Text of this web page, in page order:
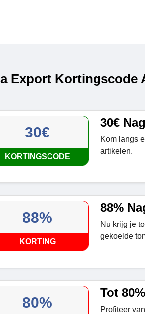
Export Kortingscode
30€
KORTINGSCODE
30€
Kom langs
artikelen.
88%
KORTING
88%
Nu krijg je
gekoelde
80%
Tot
Profiteer